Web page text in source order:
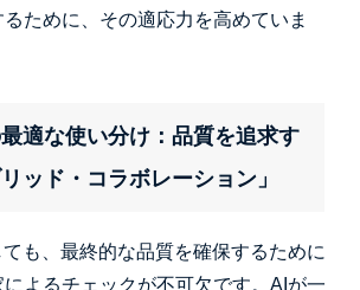
ために、その適応力を高めていま
適な使い分け：品質を追求す
ッド・コラボレーション」
も、最終的な品質を確保するために
よるチェックが不可欠です。AIが一